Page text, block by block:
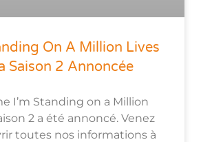
On A Million Lives
Saison 2 Annoncée
I’m Standing on a Million
2 a été annoncé. Venez
toutes nos informations à